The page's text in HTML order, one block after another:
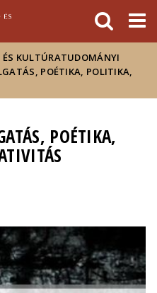
a
KULTÚRATUDOMÁNYI
POÉTIKA, POLITIKA,
POÉTIKA,